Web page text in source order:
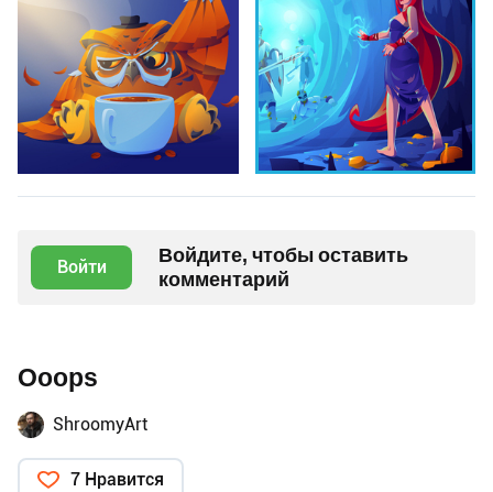
Войти
Войдите, чтобы оставить
комментарий
Ooops
ShroomyArt
7 Нравится